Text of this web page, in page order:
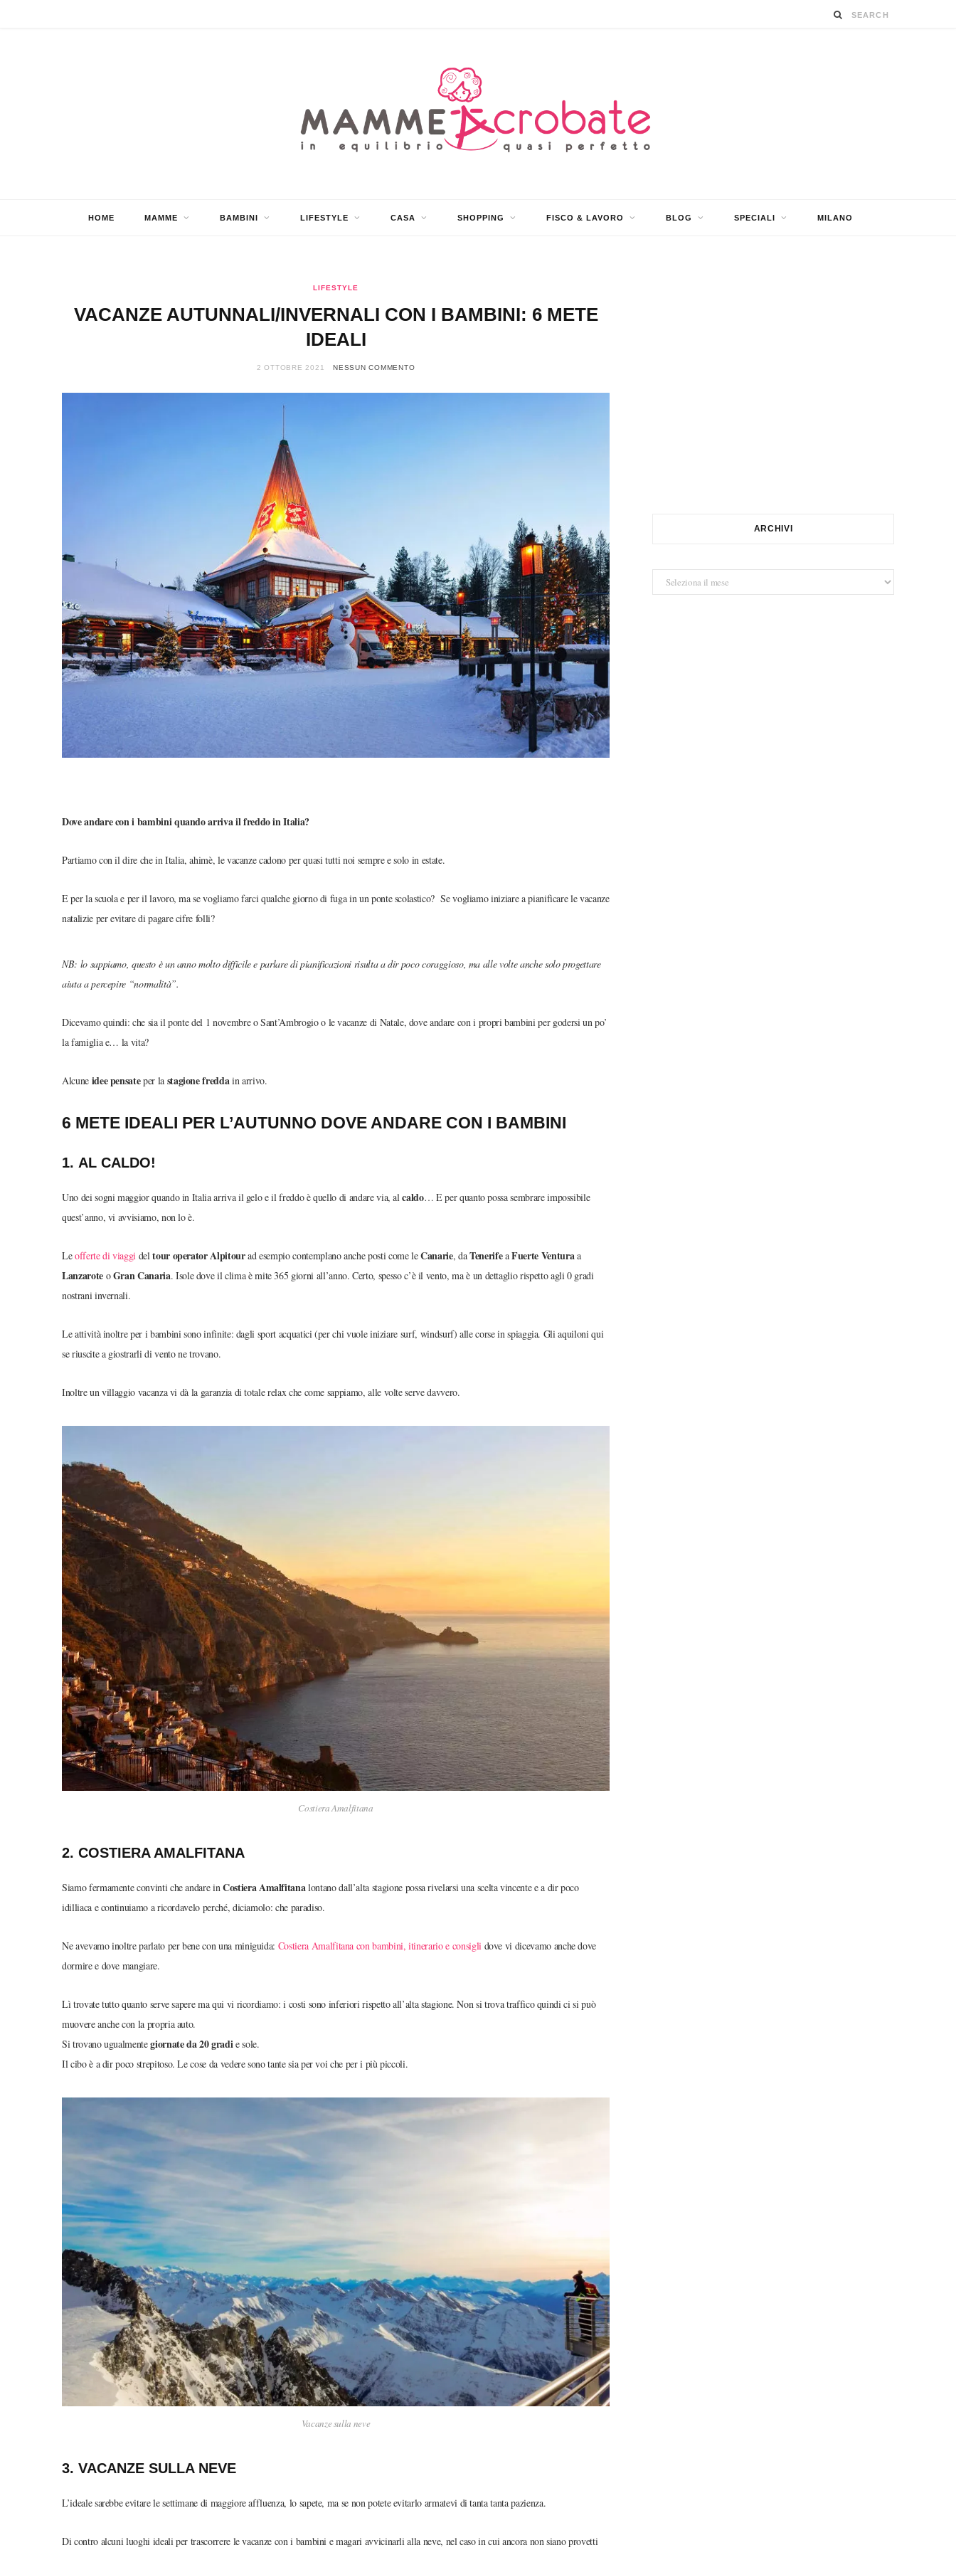
HOME MAMME BAMBINI LIFESTYLE CASA SHOPPING FISCO & LAVORO BLOG SPECIALI MILANO
LIFESTYLE
VACANZE AUTUNNALI/INVERNALI CON I BAMBINI: 6 METE
IDEALI
2 OTTOBRE 2021 NESSUN COMMENTO
Dove andare con i bambini quando arriva il freddo in Italia?
Partiamo con il dire che in Italia, ahimè, le vacanze cadono per quasi tutti noi sempre e solo in estate.
E per la scuola e per il lavoro, ma se vogliamo farci qualche giorno di fuga in un ponte scolastico? Se vogliamo iniziare a pianificare le vacanze
natalizie per evitare di pagare cifre folli?
NB: lo sappiamo, questo è un anno molto difficile e parlare di pianificazioni risulta a dir poco coraggioso, ma alle volte anche solo progettare
aiuta a percepire “normalità”.
Dicevamo quindi: che sia il ponte del 1 novembre o Sant’Ambrogio o le vacanze di Natale, dove andare con i propri bambini per godersi un po’
la famiglia e… la vita?
Alcune idee pensateper la stagione freddain arrivo.
6 METE IDEALI PER L’AUTUNNO DOVE ANDARE CON I BAMBINI
1. AL CALDO!
Uno dei sogni maggior quando in Italia arriva il gelo e il freddo è quello di andare via, alcaldo… E per quanto possa sembrare impossibile
quest’anno, vi avvisiamo, non lo è.
Leofferte di viaggi deltour operator Alpitourad esempio contemplano anche posti come leCanarie, daTenerifeaFuerte Venturaa
LanzaroteoGran Canaria. Isole dove il clima è mite 365 giorni all’anno. Certo, spesso c’è il vento, ma è un dettaglio rispetto agli 0 gradi
nostrani invernali.
Le attività inoltre per i bambini sono infinite: dagli sport acquatici (per chi vuole iniziare surf, windsurf) alle corse in spiaggia. Gli aquiloni qui
se riuscite a giostrarli di vento ne trovano.
Inoltre un villaggio vacanza vi dà la garanzia di totale relax che come sappiamo, alle volte serve davvero.
Costiera Amalfitana
2. COSTIERA AMALFITANA
Siamo fermamente convinti che andare inCostiera Amalfitanalontano dall’alta stagione possa rivelarsi una scelta vincente e a dir poco
idilliaca e continuiamo a ricordavelo perché, diciamolo: che paradiso.
Ne avevamo inoltre parlato per bene con una miniguida: Costiera Amalfitana con bambini, itinerario e consigli dove vi dicevamo anche dove
dormire e dove mangiare.
Lì trovate tutto quanto serve sapere ma qui vi ricordiamo: i costi sono inferiori rispetto all’alta stagione. Non si trova traffico quindi ci si può
muovere anche con la propria auto.
Si trovano ugualmentegiornate da 20 gradie sole.
Il cibo è a dir poco strepitoso. Le cose da vedere sono tante sia per voi che per i più piccoli.
Vacanze sulla neve
3. VACANZE SULLA NEVE
L’ideale sarebbe evitare le settimane di maggiore affluenza, lo sapete, ma se non potete evitarlo armatevi di tanta tanta pazienza.
Di contro alcuni luoghi ideali per trascorrere le vacanze con i bambini e magari avvicinarli alla neve, nel caso in cui ancora non siano provetti
ARCHIVI
Archivi